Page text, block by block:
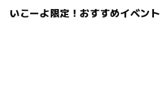
いこーよ限定！おすすめイベント